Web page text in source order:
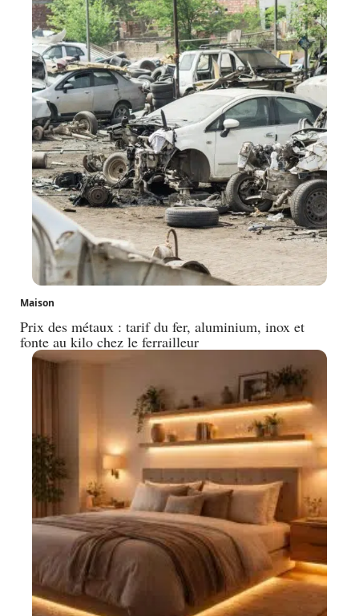
Maison
Prix des métaux : tarif du fer, aluminium, inox et
fonte au kilo chez le ferrailleur